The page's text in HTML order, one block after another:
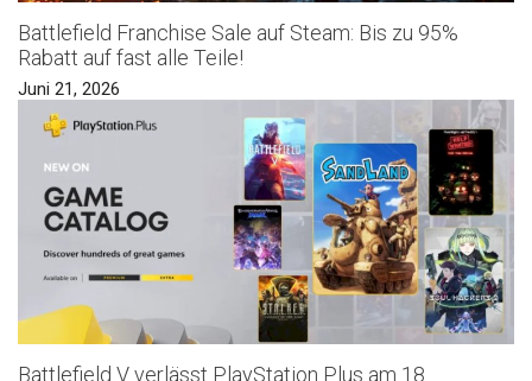
Battlefield Franchise Sale auf Steam: Bis zu 95%
Rabatt auf fast alle Teile!
Juni 21, 2026
Battlefield V verlässt PlayStation Plus am 18.